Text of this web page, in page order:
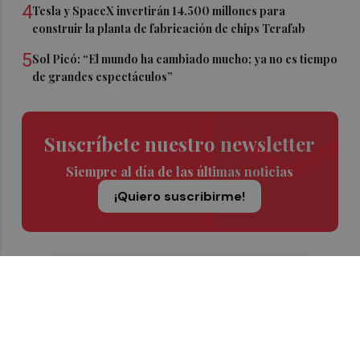
4Tesla y SpaceX invertirán 14.500 millones para
construir la planta de fabricación de chips Terafab
5Sol Picó: “El mundo ha cambiado mucho; ya no es tiempo
de grandes espectáculos”
Suscríbete nuestro newsletter
Siempre al día de las últimas noticias
¡Quiero suscribirme!